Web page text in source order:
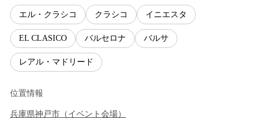
エル・クラシコ クラシコ イニエスタ
EL CLASICO バルセロナ バルサ
レアル・マドリード
位置情報
兵庫県神戸市 （ イベント会場）